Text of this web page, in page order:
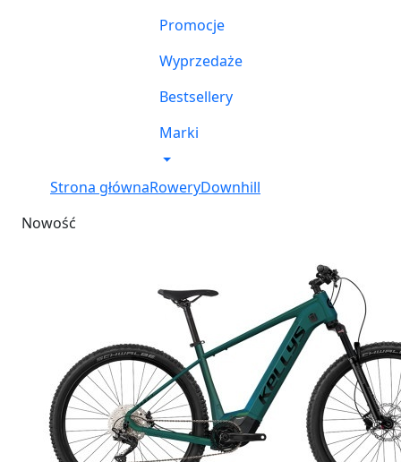
Promocje
Wyprzedaże
Bestsellery
Marki
Strona głównaRoweryDownhill
Nowość